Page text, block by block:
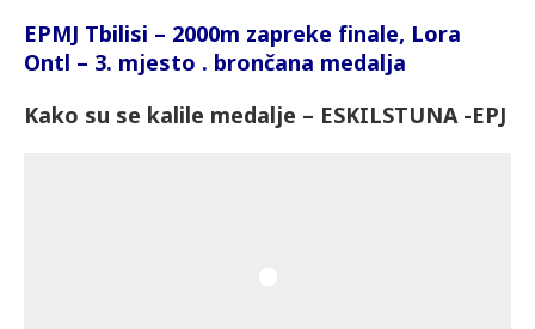
EPMJ Tbilisi – 2000m zapreke finale, Lora
Ontl – 3. mjesto . brončana medalja
Kako su se kalile medalje – ESKILSTUNA -EPJ